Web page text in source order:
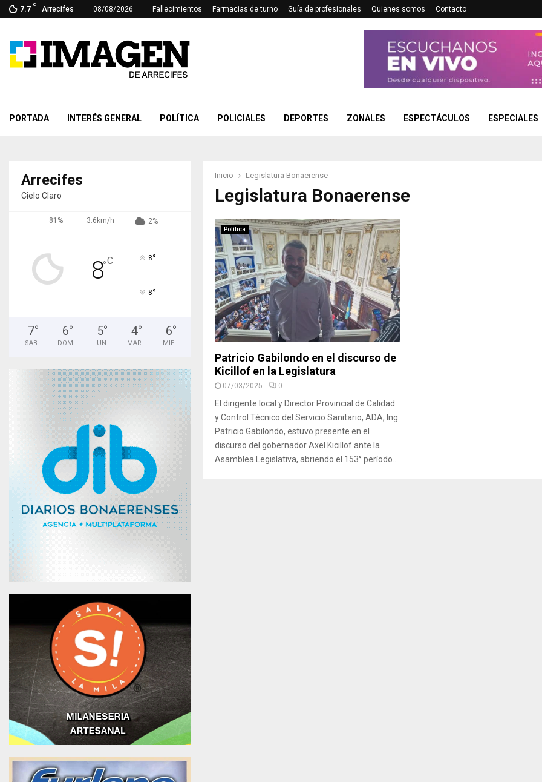
7.7
C
Arrecifes 08/08/2026 Fallecimientos Farmacias de turno Guía de profesionales Quienes somos Contacto
PORTADA INTERÉS GENERAL POLÍTICA POLICIALES DEPORTES ZONALES ESPECTÁCULOS ESPECIALES
Inicio Legislatura Bonaerense
Legislatura Bonaerense
Política
Patricio Gabilondo en el discurso de
Kicillof en la Legislatura
07/03/2025 0
El dirigente local y Director Provincial de Calidad
y Control Técnico del Servicio Sanitario, ADA, Ing.
Patricio Gabilondo, estuvo presente en el
discurso del gobernador Axel Kicillof ante la
Asamblea Legislativa, abriendo el 153° período...
Arrecifes
Cielo Claro
81% 3.6km/h 2%
8°C 8°
8°
7°
SAB
6°
DOM
5°
LUN
4°
MAR
6°
MIE